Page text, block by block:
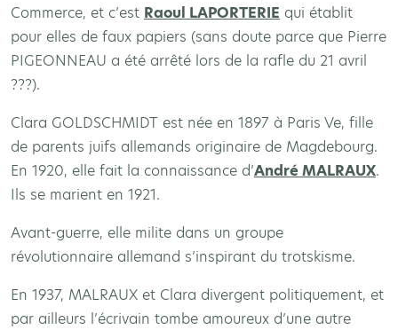
Commerce, et c’est Raoul LAPORTERIE qui établit
pour elles de faux papiers (sans doute parce que Pierre
PIGEONNEAU a été arrêté lors de la rafle du 21 avril
???).
Clara GOLDSCHMIDT est née en 1897 à Paris Ve, fille
de parents juifs allemands originaire de Magdebourg.
En 1920, elle fait la connaissance d’André MALRAUX.
Ils se marient en 1921.
Avant-guerre, elle milite dans un groupe
révolutionnaire allemand s’inspirant du trotskisme.
En 1937, MALRAUX et Clara divergent politiquement, et
par ailleurs l’écrivain tombe amoureux d’une autre